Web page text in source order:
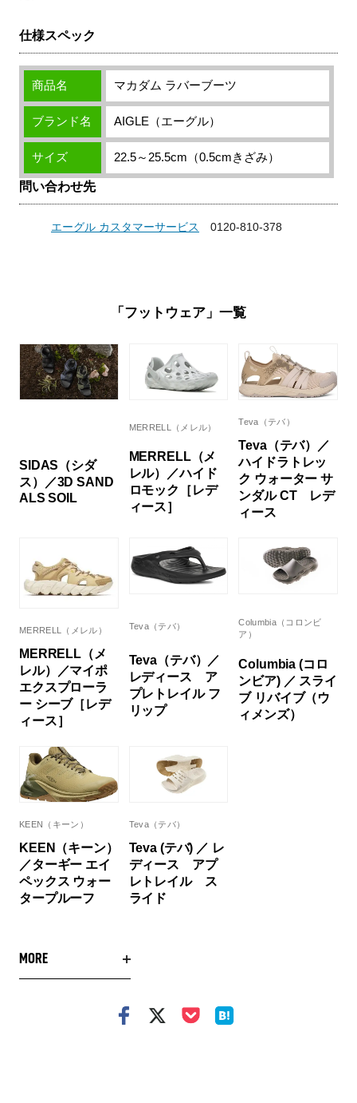
仕様スペック
商品名 マカダム ラバーブーツ
ブランド名 AIGLE（エーグル）
サイズ 22.5～25.5cm（0.5cmきざみ）
問い合わせ先
エーグル カスタマーサービス 0120-810-378
「フットウェア」一覧
SIDAS（シダ
ス）／3D SAND
ALS SOIL
MERRELL（メレル）
MERRELL（メ
レル）／ハイド
ロモック［レデ
ィース］
Teva（テバ）
Teva（テバ）／
ハイドラトレッ
ク ウォーター サ
ンダル CT レデ
ィース
MERRELL（メレル）
MERRELL（メ
レル）／マイポ
エクスプローラ
ー シーブ［レデ
ィース］
Teva（テバ）
Teva（テバ）／
レディース ア
プレトレイル フ
リップ
Columbia（コロンビ
ア）
Columbia (コロ
ンビア) ／ スライ
ブ リバイブ（ウ
ィメンズ）
KEEN（キーン）
KEEN（キーン）
／ターギー エイ
ペックス ウォー
タープルーフ
Teva（テバ）
Teva (テバ) ／ レ
ディース アプ
レトレイル ス
ライド
MORE